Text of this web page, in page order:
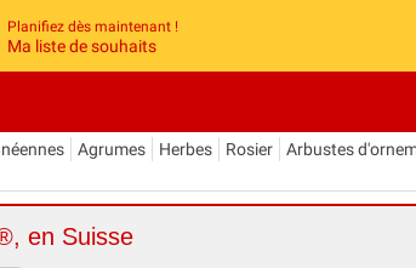
Planifiez dès maintenant !
Ma liste de souhaits
Agrumes Herbes Rosier Arbustes
en Suisse